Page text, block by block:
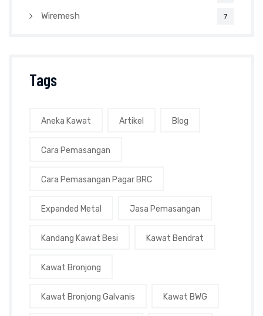
Wiremesh 7
Tags
Aneka Kawat Artikel Blog
Cara Pemasangan
Cara Pemasangan Pagar BRC
Expanded Metal Jasa Pemasangan
Kandang Kawat Besi Kawat Bendrat
Kawat Bronjong
Kawat Bronjong Galvanis Kawat BWG